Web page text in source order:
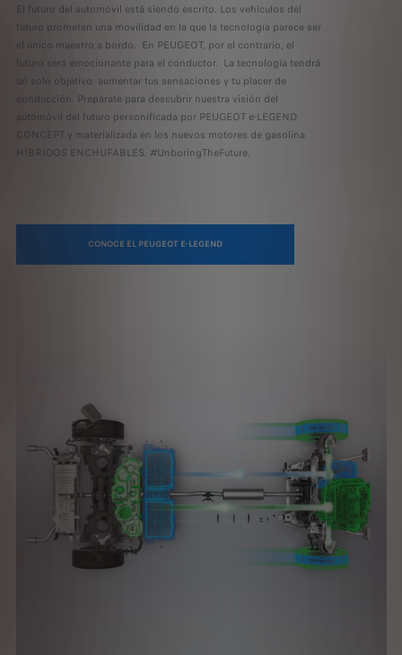
El futuro del automóvil está siendo escrito. Los vehículos del
futuro prometen una movilidad en la que la tecnología parece ser
el único maestro a bordo. En PEUGEOT, por el contrario, el
futuro será emocionante para el conductor. La tecnología tendrá
un solo objetivo: aumentar tus sensaciones y tu placer de
conducción. Prepárate para descubrir nuestra visión del
automóvil del futuro personificada por PEUGEOT e-LEGEND
CONCEPT y materializada en los nuevos motores de gasolina
HÍBRIDOS ENCHUFABLES. #UnboringTheFuture.
CONOCE EL PEUGEOT E-LEGEND